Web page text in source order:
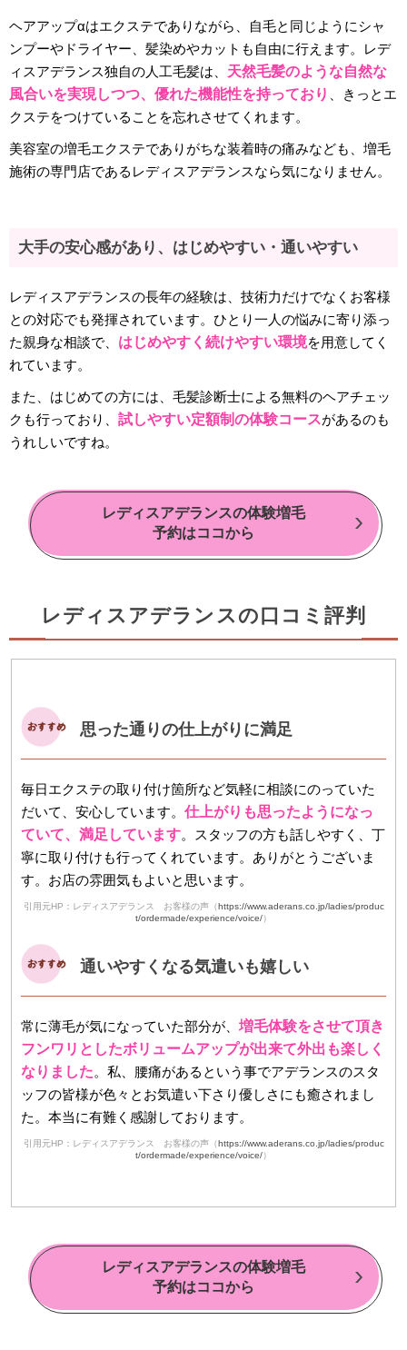
ヘアアップαはエクステでありながら、自毛と同じようにシャ
ンプーやドライヤー、髪染めやカットも自由に行えます。レデ
ィスアデランス独自の人工毛髪は、 天然毛髪のような自然な
風合いを実現しつつ、優れた機能性を持っており
、きっとエ
クステをつけていることを忘れさせてくれます。
美容室の増毛エクステでありがちな装着時の痛みなども、増毛
施術の専門店であるレディスアデランスなら気になりません。
大手の安心感があり、はじめやすい・通いやすい
レディスアデランスの長年の経験は、技術力だけでなくお客様
との対応でも発揮されています。ひとり一人の悩みに寄り添っ
た親身な相談で、 はじめやすく続けやすい環境を用意してく
れています。
また、はじめての方には、毛髪診断士による無料のヘアチェッ
クも行っており、 試しやすい定額制の体験コースがあるのも
うれしいですね。
レディスアデランスの体験増毛
予約はココから
レディスアデランスの口コミ評判
思った通りの仕上がりに満足
毎日エクステの取り付け箇所など気軽に相談にのっていた
だいて、安心しています。 仕上がりも思ったようになっ
ていて、満足しています。スタッフの方も話しやすく、丁
寧に取り付けも行ってくれています。ありがとうございま
す。お店の雰囲気もよいと思います。
引用元HP：レディスアデランス お客様の声（https://www.aderans.co.jp/ladies/produc
t/ordermade/experience/voice/）
通いやすくなる気遣いも嬉しい
常に薄毛が気になっていた部分が、 増毛体験をさせて頂き
フンワリとしたボリュームアップが出来て外出も楽しく
なりました。私、腰痛があるという事でアデランスのスタ
ッフの皆様が色々とお気遣い下さり優しさにも癒されまし
た。本当に有難く感謝しております。
引用元HP：レディスアデランス お客様の声（https://www.aderans.co.jp/ladies/produc
t/ordermade/experience/voice/）
レディスアデランスの体験増毛
予約はココから